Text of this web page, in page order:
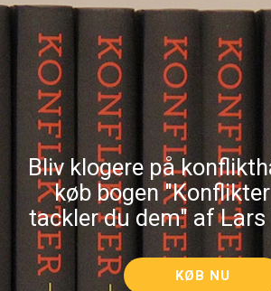
Bliv klogere på
køb bogen
tackler du dem" af Lars
KØB NU